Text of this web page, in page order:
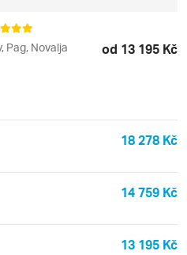
Pag, Novalja od 13 195 Kč
18 278 Kč
14 759 Kč
13 195 Kč